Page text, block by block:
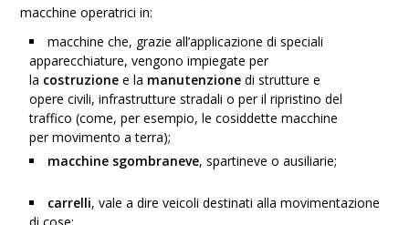
macchine operatrici in:
macchine che, grazie all’applicazione di speciali
apparecchiature, vengono impiegate per
la costruzione e la manutenzione distrutture e
opere civili, infrastrutture stradali o per il ripristino del
traffico (come, per esempio, le cosiddette macchine
permovimento a terra);
macchine sgombraneve, spartineve o ausiliarie;
carrelli, vale a dire veicoli destinati alla movimentazione